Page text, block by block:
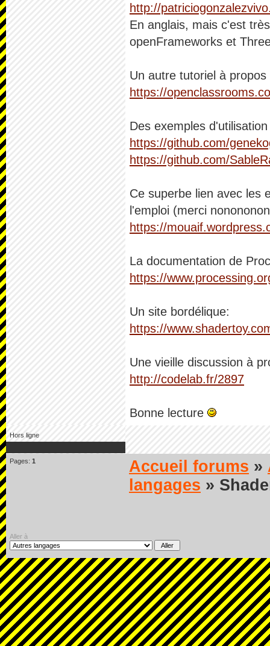
http://
En anglais, mais c'est
openFrameworks et
Un autre tutoriel à
https://
Des exemples
https://github.com/
https://github.com/
Ce superbe lien avec les
l'emploi (merci
https://
La documentation de
https://
Un site bordélique:
https://
Une vieille discussion à
http://codelab.fr/2897
Bonne lecture
Hors ligne
Pages: 1 Accueil forums »
langages »
Aller à